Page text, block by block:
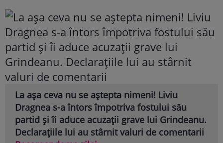
La așa ceva nu se aștepta nimeni! Liviu
Dragnea s-a întors împotriva fostului său
partid și îi aduce acuzații grave lui Grindeanu.
Declarațiile lui au stârnit valuri de comentarii